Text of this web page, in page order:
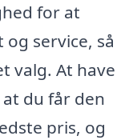
for at
service, så
valg. At have
du får den
pris, og